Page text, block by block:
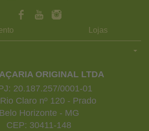
Lojas
ORIGINAL LTDA
20.187.257/0001-01
Claro nº 120 - Prado
Belo Horizonte - MG
CEP: 30411-148